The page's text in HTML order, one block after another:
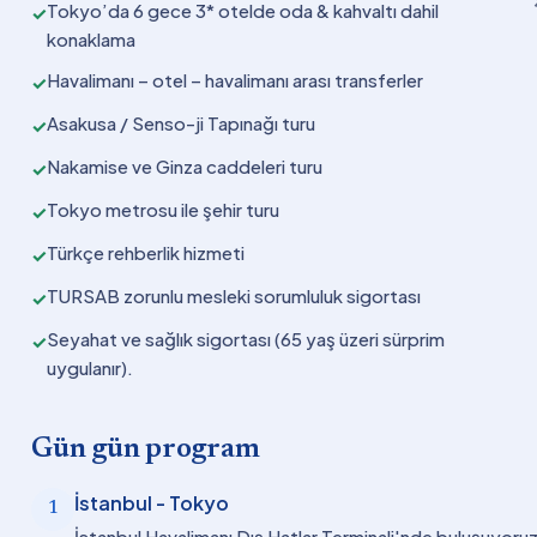
✓Tokyo’da 6 gece 3* otelde oda & kahvaltı dahil
konaklama
✓Havalimanı – otel – havalimanı arası transferler
✓Asakusa / Senso-ji Tapınağı turu
✓Nakamise ve Ginza caddeleri turu
✓Tokyo metrosu ile şehir turu
✓Türkçe rehberlik hizmeti
✓TURSAB zorunlu mesleki sorumluluk sigortası
✓Seyahat ve sağlık sigortası (65 yaş üzeri sürprim
uygulanır).
Gün gün program
1 İstanbul - Tokyo